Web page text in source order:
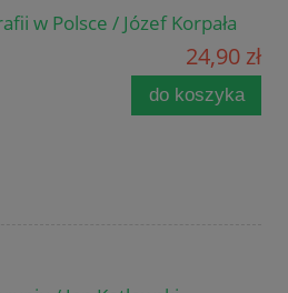
w Polsce / Józef Korpała
24,90 zł
do koszyka